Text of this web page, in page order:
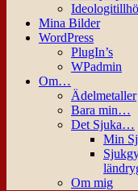
Mina Bilder
WordPress
PlugIn’s
WPadmin
Om…
Ädelmetaller
Bara min…
Det Sjuka…
Min
Om mig